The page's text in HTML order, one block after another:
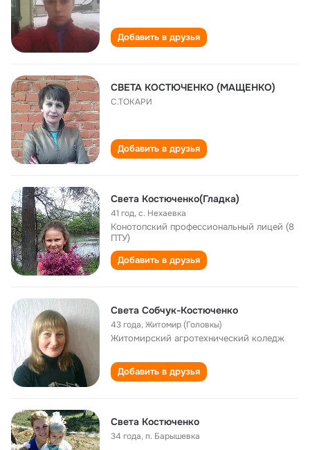
Добавить в друзья
СВЕТА КОСТЮЧЕНКО (МАЩЕНКО)
С.ТОКАРИ
Добавить в друзья
Света Костюченко(Гладка)
41 год,с. Нехаевка
Конотопский профессиональный лицей (8
ПТУ)
Добавить в друзья
Света Собчук-Костюченко
43 года,Житомир (Головкы)
Житомирский агротехнический коледж
Добавить в друзья
Света Костюченко
34 года,п. Барышевка